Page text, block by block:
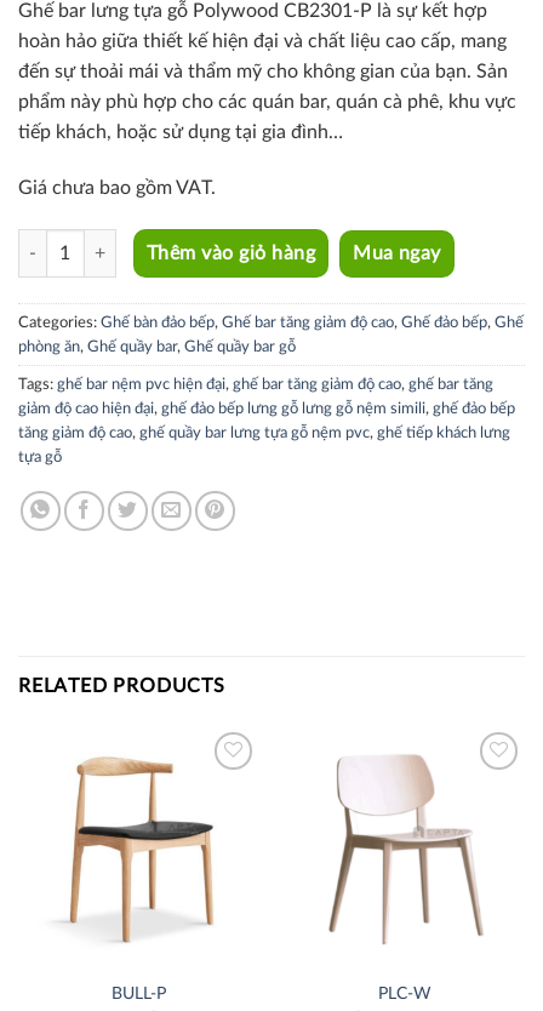
Ghế bar lưng tựa gỗ Polywood CB2301-P là sự kết hợp
hoàn hảo giữa thiết kế hiện đại và chất liệu cao cấp, mang
đến sự thoải mái và thẩm mỹ cho không gian của bạn. Sản
phẩm này phù hợp cho các quán bar, quán cà phê, khu vực
tiếp khách, hoặc sử dụng tại gia đình…
Giá chưa bao gồm VAT.
CB2301-P quantity
Thêm vào giỏ hàng Mua ngay
Categories: Ghế bàn đảo bếp, Ghế bar tăng giảm độ cao, Ghế đảo bếp, Ghế
phòng ăn, Ghế quầy bar, Ghế quầy bar gỗ
Tags: ghế bar nệm pvc hiện đại, ghế bar tăng giảm độ cao, ghế bar tăng
giảm độ cao hiện đại, ghế đảo bếp lưng gỗ lưng gỗ nệm simili, ghế đảo bếp
tăng giảm độ cao, ghế quầy bar lưng tựa gỗ nệm pvc, ghế tiếp khách lưng
tựa gỗ
RELATED PRODUCTS
BULL-P PLC-W